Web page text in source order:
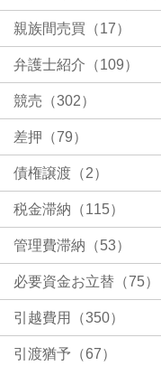
親族間売買（17）
弁護士紹介（109）
競売（302）
差押（79）
債権譲渡（2）
税金滞納（115）
管理費滞納（53）
必要資金お立替（75）
引越費用（350）
引渡猶予（67）